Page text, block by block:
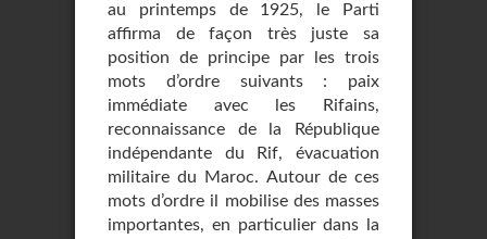
au printemps de 1925, le Parti
affirma de façon très juste sa
position de principe par les trois
mots d’ordre suivants : paix
immédiate avec les Rifains,
reconnaissance de la République
indépendante du Rif, évacuation
militaire du Maroc. Autour de ces
mots d’ordre il mobilise des masses
importantes, en particulier dans la